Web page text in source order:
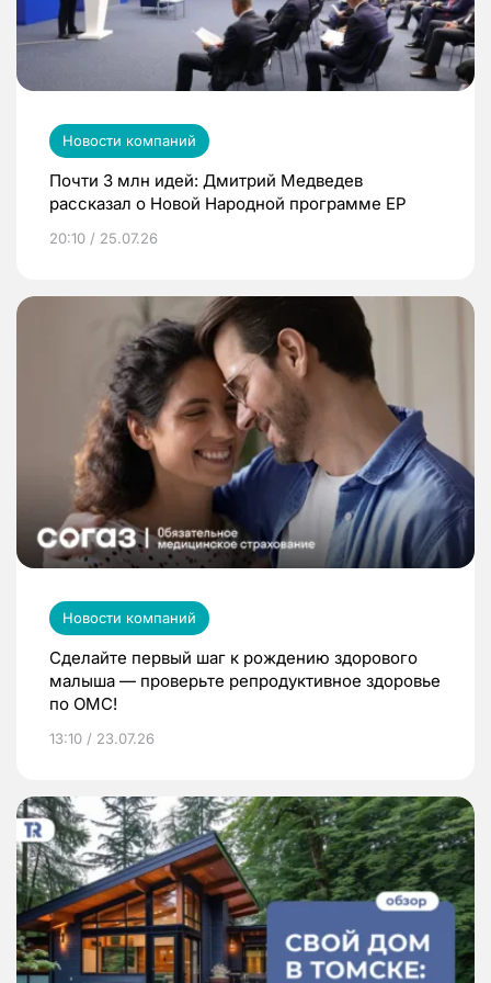
Новости компаний
Почти 3 млн идей: Дмитрий Медведев
рассказал о Новой Народной программе ЕР
20:10 / 25.07.26
Новости компаний
Сделайте первый шаг к рождению здорового
малыша — проверьте репродуктивное здоровье
по ОМС!
13:10 / 23.07.26